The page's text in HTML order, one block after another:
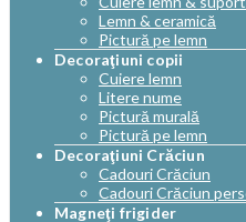
Lemn & ceramică
Pictură pe lemn
Decoraţiuni copii
Cuiere lemn
Litere nume
Pictură murală
Pictură pe lemn
Decoraţiuni Crăciun
Cadouri Crăciun
Cadouri Crăciun
Magneţi frigider